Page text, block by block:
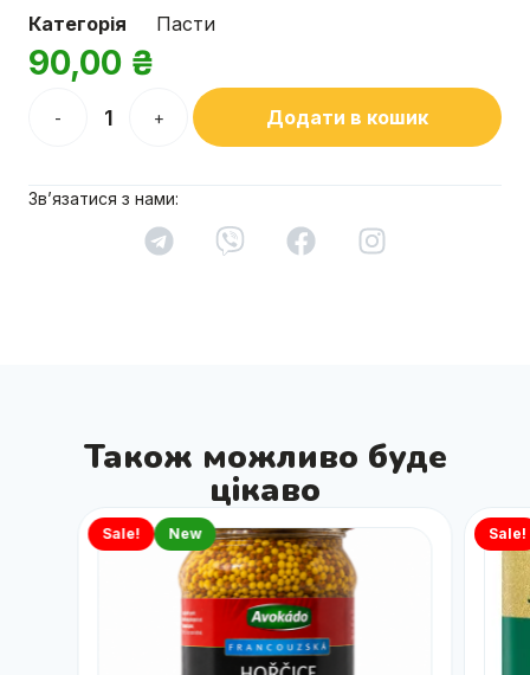
Категорія
Пасти
90,00 ₴
- + Додати в кошик
Зв’язатися з нами:
Також можливо буде
цікаво
Sale! New Sale!